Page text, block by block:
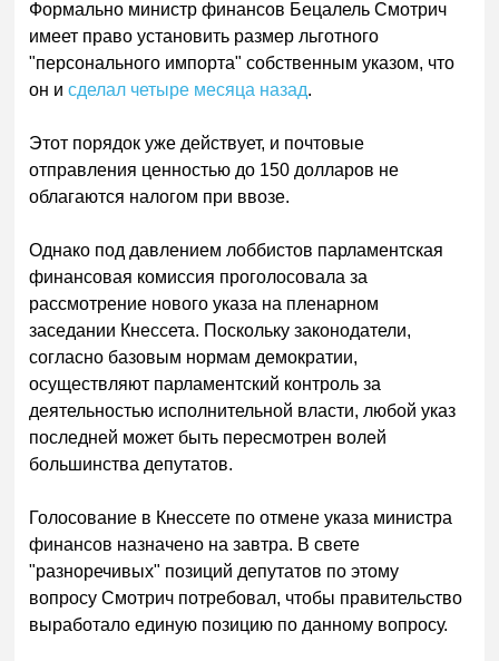
Формально министр финансов Бецалель Смотрич
имеет право установить размер льготного
"персонального импорта" собственным указом, что
он исделал четыре месяца назад.
Этот порядок уже действует, и почтовые
отправления ценностью до 150 долларов не
облагаются налогом при ввозе.
Однако под давлением лоббистов парламентская
финансовая комиссия проголосовала за
рассмотрение нового указа на пленарном
заседании Кнессета. Поскольку законодатели,
согласно базовым нормам демократии,
осуществляют парламентский контроль за
деятельностью исполнительной власти, любой указ
последней может быть пересмотрен волей
большинства депутатов.
Голосование в Кнессете по отмене указа министра
финансов назначено на завтра. В свете
"разноречивых" позиций депутатов по этому
вопросу Смотрич потребовал, чтобы правительство
выработало единую позицию по данному вопросу.